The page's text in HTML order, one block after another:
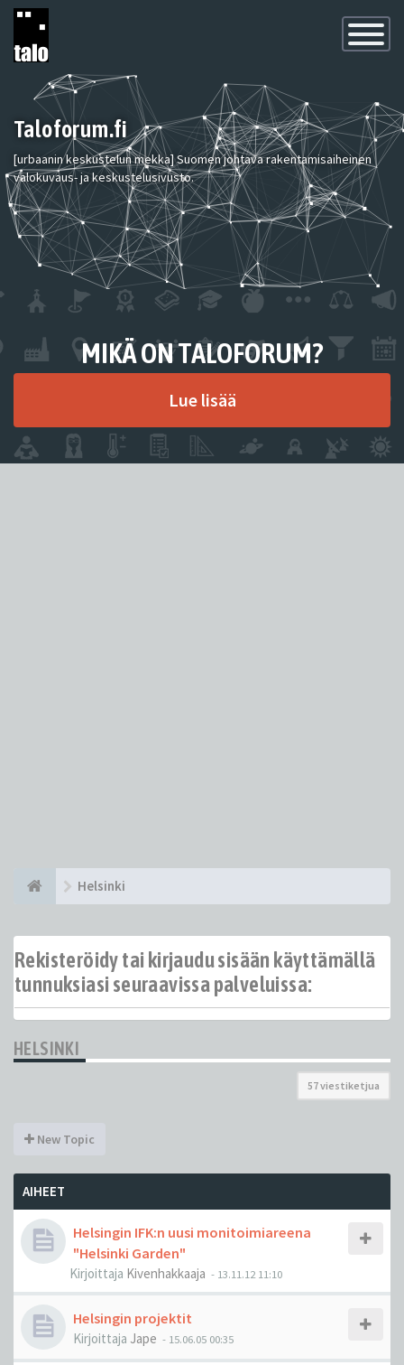
Toggle
Taloforum.fi
[urbaanin keskustelun mekka] Suomen johtava rakentamisaiheinen
valokuvaus- ja keskustelusivusto.
MIKÄ ON TALOFORUM?
Lue lisää
Helsinki
Rekisteröidy tai kirjaudu sisään käyttämällä
tunnuksiasi seuraavissa palveluissa:
HELSINKI
57 viestiketjua
New Topic
AIHEET
Helsingin IFK:n uusi monitoimiareena
"Helsinki Garden"
Kirjoittaja Kivenhakkaaja - 13.11.12 11:10
Helsingin projektit
Kirjoittaja Jape - 15.06.05 00:35